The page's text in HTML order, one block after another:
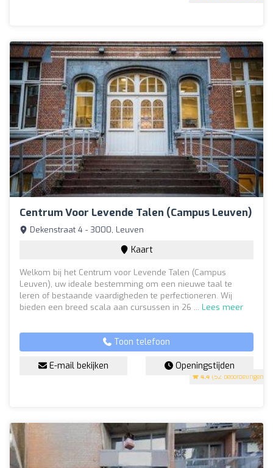
Centrum Voor Levende Talen (Campus Leuven)
4.4 (52 beoordelingen)
Dekenstraat 4 - 3000, Leuven
Kaart
Welkom bij het Centrum voor Levende Talen (Campus
Leuven), uw ideale bestemming om een nieuwe taal te
leren of bestaande vaardigheden te perfectioneren. Wij
bieden een breed scala aan cursussen in 26 ... Lees meer
Toon telefoon
E-mail bekijken Openingstijden